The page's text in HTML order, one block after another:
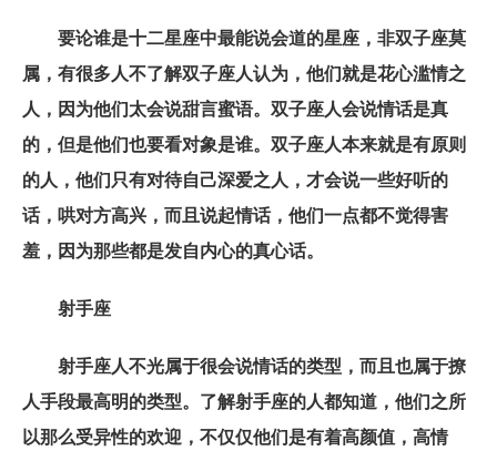
要论谁是十二星座中最能说会道的星座，非双子座莫
属，有很多人不了解双子座人认为，他们就是花心滥情之
人，因为他们太会说甜言蜜语。双子座人会说情话是真
的，但是他们也要看对象是谁。双子座人本来就是有原则
的人，他们只有对待自己深爱之人，才会说一些好听的
话，哄对方高兴，而且说起情话，他们一点都不觉得害
羞，因为那些都是发自内心的真心话。
射手座
射手座人不光属于很会说情话的类型，而且也属于撩
人手段最高明的类型。了解射手座的人都知道，他们之所
以那么受异性的欢迎，不仅仅他们是有着高颜值，高情